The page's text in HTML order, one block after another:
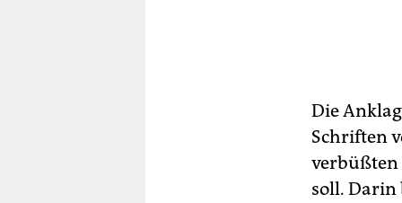
Die
Schriften
verbüßten
soll. Darin